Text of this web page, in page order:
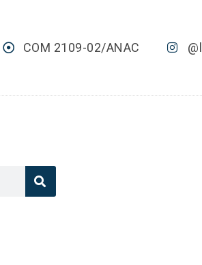
COM 2109-02/ANAC